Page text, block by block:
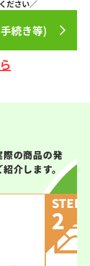
続き等)
の商品の発
介します。
STEP
2